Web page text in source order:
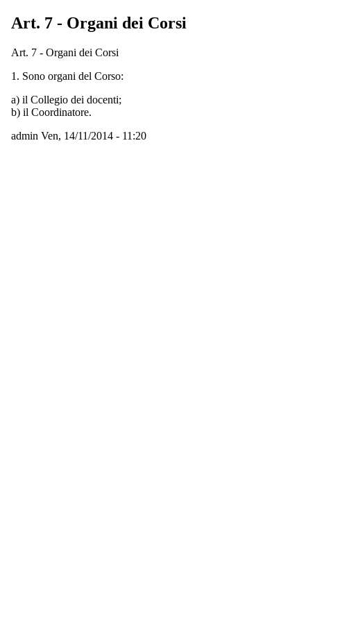
Art. 7 - Organi dei Corsi
Art. 7 - Organi dei Corsi
1. Sono organi del Corso:
a) il Collegio dei docenti;
b) il Coordinatore.
admin Ven, 14/11/2014 - 11:20